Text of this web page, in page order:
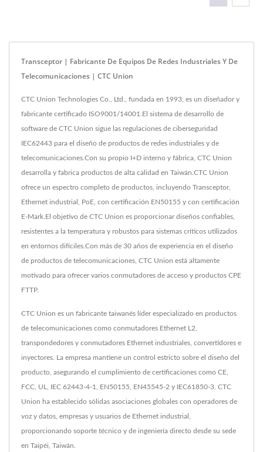
Transceptor | Fabricante De Equipos De Redes Industriales Y De
Telecomunicaciones | CTC Union
CTC Union Technologies Co., Ltd., fundada en 1993, es un diseñador y
fabricante certificado ISO9001/14001.El sistema de desarrollo de
software de CTC Union sigue las regulaciones de ciberseguridad
IEC62443 para el diseño de productos de redes industriales y de
telecomunicaciones.Con su propio I+D interno y fábrica, CTC Union
desarrolla y fabrica productos de alta calidad en Taiwán.CTC Union
ofrece un espectro completo de productos, incluyendo Transceptor,
Ethernet industrial, PoE, con certificación EN50155 y con certificación
E-Mark.El objetivo de CTC Union es proporcionar diseños confiables,
resistentes a la temperatura y robustos para sistemas críticos utilizados
en entornos difíciles.Con más de 30 años de experiencia en el diseño
de productos de telecomunicaciones, CTC Union está altamente
motivado para ofrecer varios conmutadores de acceso y productos CPE
FTTP.
CTC Union es un fabricante taiwanés líder especializado en productos
de telecomunicaciones como conmutadores Ethernet L2,
transpondedores y conmutadores Ethernet industriales, convertidores e
inyectores. La empresa mantiene un control estricto sobre el diseño del
producto, asegurando el cumplimiento de certificaciones como CE,
FCC, UL, IEC 62443-4-1, EN50155, EN45545-2 y IEC61850-3. CTC
Union ha establecido sólidas asociaciones globales con operadores de
voz y datos, empresas y usuarios de Ethernet industrial,
proporcionando soporte técnico y de ingeniería directo desde su sede
en Taipéi, Taiwán.